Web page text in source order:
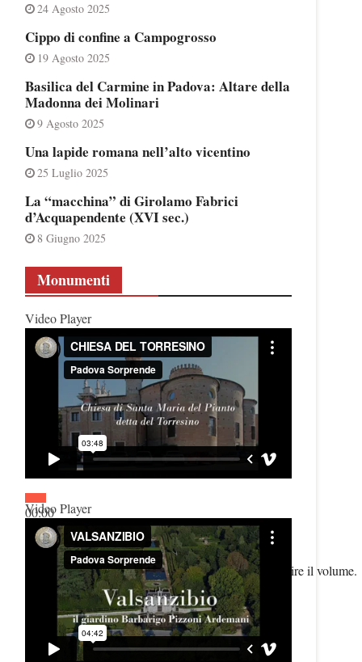
24 Agosto 2025
Cippo di confine a Campogrosso
19 Agosto 2025
Basilica del Carmine in Padova: Altare della
Madonna dei Molinari
9 Agosto 2025
Una lapide romana nell’alto vicentino
25 Luglio 2025
La “macchina” di Girolamo Fabrici
d’Acquapendente (XVI sec.)
8 Giugno 2025
Monumenti
Video Player
00:00
00:00
00:00
Usa i tasti freccia su/giù per aumentare o diminuire il volume.
Video Player